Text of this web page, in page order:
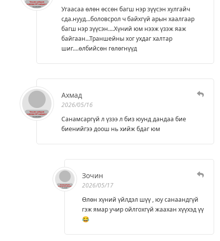
Угаасаа өлөн өссөн багш нэр зүүсэн хулгайч
сда.нууд...боловсрол ч байхгүй арын хаалгаар
багш нэр зүүсэн....Хүний юм нээж үзэж яаж
байгаан...Траншейны хог ухдаг халтар
шиг....өлбийсөн гөлөгнүүд
Ахмад
2026/05/16
Санамсаргүй л үзээ л биз юунд дандаа бие
биенийгээ доош нь хийж бдаг юм
Зочин
2026/05/17
Өлөн хүний үйлдэл шүү , юу санаандгүй
гэж ямар учир ойлгохгүй жаахан хүүхэд үү
😂